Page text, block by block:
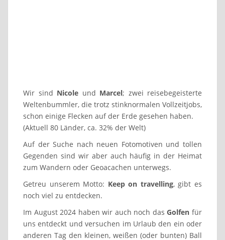
Wir sind Nicole und Marcel; zwei reisebegeisterte
Weltenbummler, die trotz stinknormalen Vollzeitjobs,
schon einige Flecken auf der Erde gesehen haben.
(Aktuell 80 Länder, ca. 32% der Welt)
Auf der Suche nach neuen Fotomotiven und tollen
Gegenden sind wir aber auch häufig in der Heimat
zum Wandern oder Geoacachen unterwegs.
Getreu unserem Motto: Keep on travelling, gibt es
noch viel zu entdecken.
Im August 2024 haben wir auch noch dasGolfen für
uns entdeckt und versuchen im Urlaub den ein oder
anderen Tag den kleinen, weißen (oder bunten) Ball